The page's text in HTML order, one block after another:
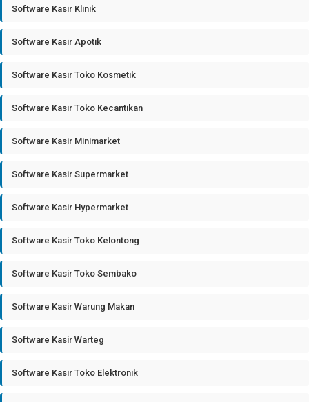
Software Kasir Klinik
Software Kasir Apotik
Software Kasir Toko Kosmetik
Software Kasir Toko Kecantikan
Software Kasir Minimarket
Software Kasir Supermarket
Software Kasir Hypermarket
Software Kasir Toko Kelontong
Software Kasir Toko Sembako
Software Kasir Warung Makan
Software Kasir Warteg
Software Kasir Toko Elektronik